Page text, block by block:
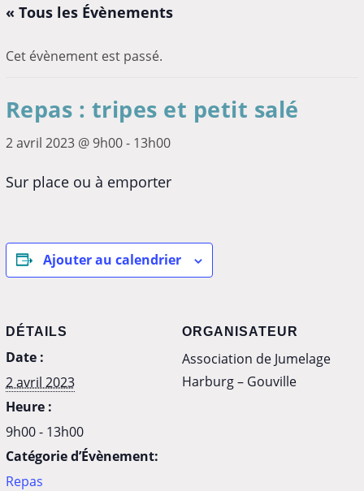
« Tous les Évènements
Cet évènement est passé.
Repas : tripes et petit salé
2 avril 2023 @ 9h00- 13h00
Sur place ou à emporter
Ajouter au calendrier
DÉTAILS
Date :
2 avril 2023
Heure :
9h00 - 13h00
Catégorie d’Évènement:
Repas
ORGANISATEUR
Association de Jumelage
Harburg – Gouville